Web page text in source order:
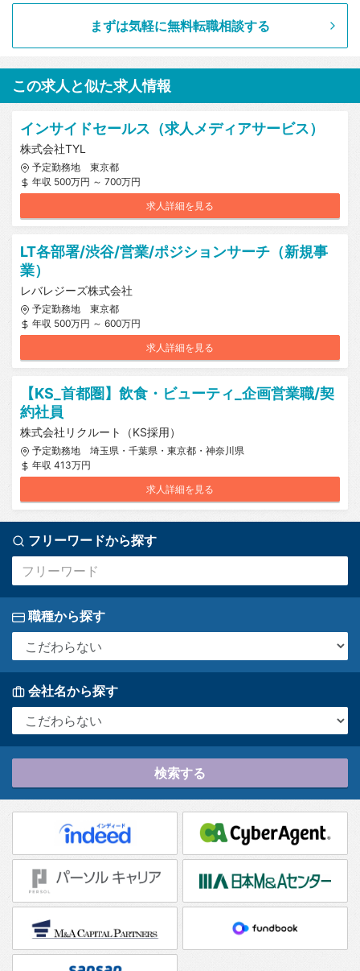
まずは気軽に無料転職相談する
この求人と似た求人情報
インサイドセールス（求人メディアサービス）
株式会社TYL
予定勤務地 東京都
年収 500万円 ～ 700万円
求人詳細を見る
LT各部署/渋谷/営業/ポジションサーチ（新規事
業）
レバレジーズ株式会社
予定勤務地 東京都
年収 500万円 ～ 600万円
求人詳細を見る
【KS_首都圏】飲食・ビューティ_企画営業職/契
約社員
株式会社リクルート（KS採用）
予定勤務地 埼玉県・千葉県・東京都・神奈川県
年収 413万円
求人詳細を見る
フリーワードから探す
職種から探す
会社名から探す
検索する